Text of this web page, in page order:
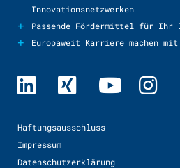
Innovationsnetzwerken
+ Passende Fördermittel für Ihr
+ Europaweit Karriere machen mit
Haftungsausschluss
Impressum
Datenschutzerklärung